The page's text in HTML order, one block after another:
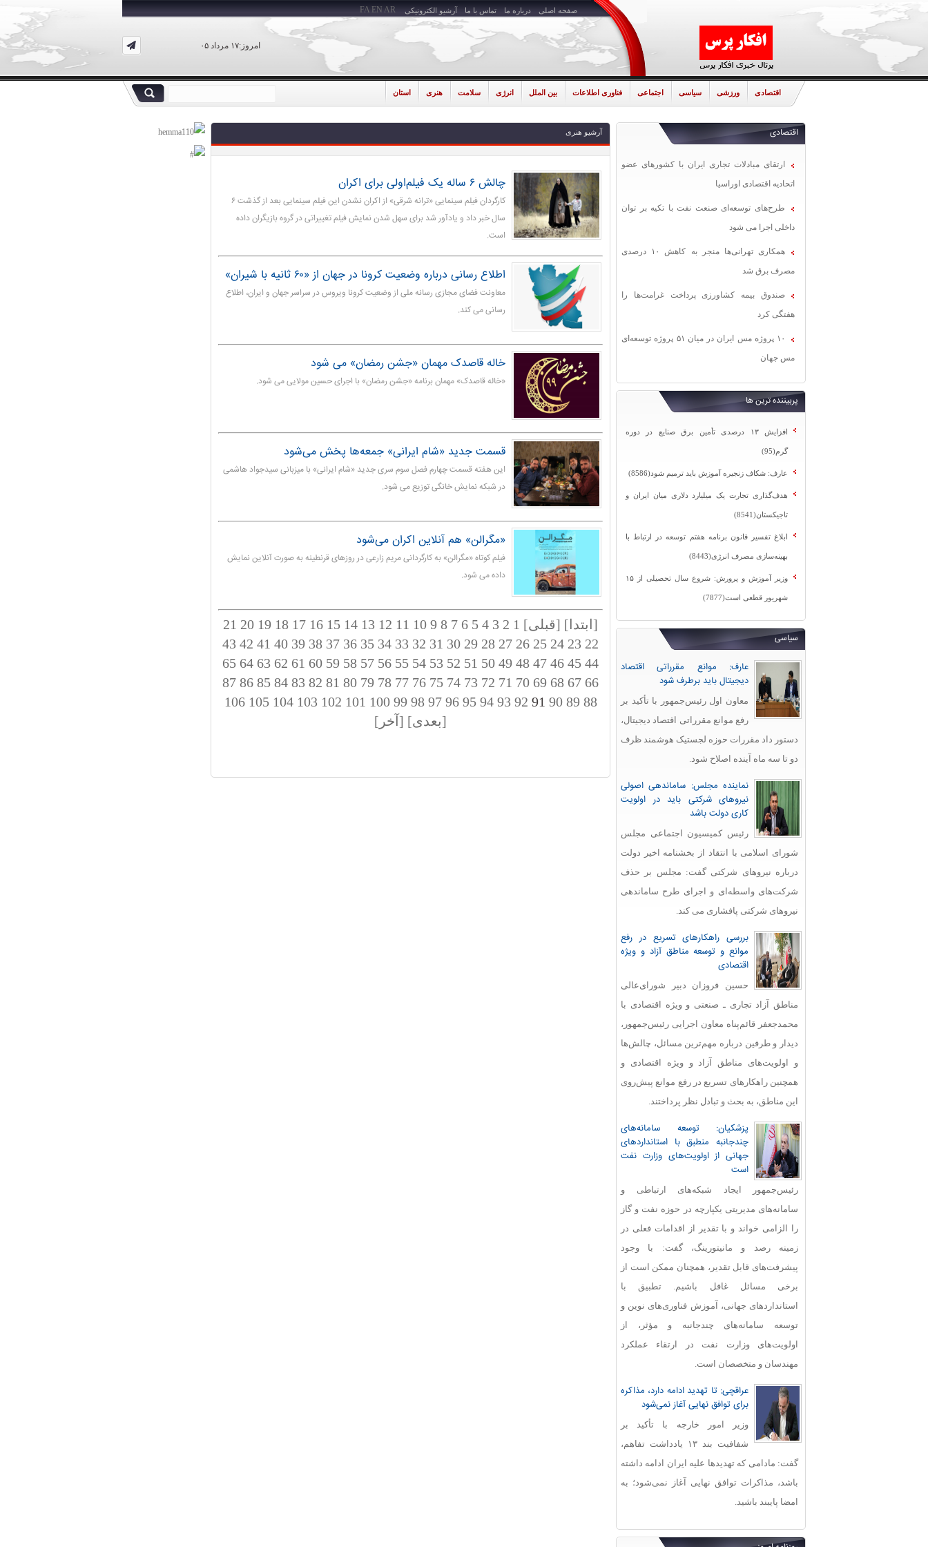
صفحه اصلی درباره ما تماس با ما آرشیو الکترونیکی
امروز:۱۷ مرداد ۰۵
FA EN AR
اقتصادی ورزشی سیاسی اجتماعی فناوری اطلاعات بین الملل انرژی سلامت هنری استان
اقتصادی
ارتقای مبادلات تجاری ایران با کشورهای عضو
اتحادیه اقتصادی اوراسیا
طرح‌های توسعه‌ای صنعت نفت با تکیه بر توان
داخلی اجرا می شود
همکاری تهرانی‌ها منجر به کاهش ۱۰ درصدی
مصرف برق شد
صندوق بیمه کشاورزی پرداخت غرامت‌ها را
هفتگی کرد
۱۰ پروژه مس ایران در میان ۵۱ پروژه توسعه‌ای
مس جهان
پربیننده ترین ها
افزایش ۱۳ درصدی تأمین برق صنایع در دوره
گرم(95)
عارف: شکاف زنجیره آموزش باید ترمیم شود(8586)
هدف‌گذاری تجارت یک میلیارد دلاری میان ایران و
تاجیکستان(8541)
ابلاغ تفسیر قانون برنامه هفتم توسعه در ارتباط با
بهینه‌سازی مصرف انرژی(8443)
وزیر آموزش و پرورش: شروع سال تحصیلی از ۱۵
شهریور قطعی است(7877)
سیاسی
عارف: موانع مقرراتی اقتصاد
دیجیتال باید برطرف شود
معاون اول رئیس‌جمهور با تأکید بر
رفع موانع مقرراتی اقتصاد دیجیتال،
دستور داد مقررات حوزه لجستیک هوشمند ظرف
دو تا سه ماه آینده اصلاح شود.
نماینده مجلس: ساماندهی اصولی
نیروهای شرکتی باید در اولویت
کاری دولت باشد
رئیس کمیسیون اجتماعی مجلس
شورای اسلامی با انتقاد از بخشنامه اخیر دولت
درباره نیروهای شرکتی گفت: مجلس بر حذف
شرکت‌های واسطه‌ای و اجرای طرح ساماندهی
نیروهای شرکتی پافشاری می کند.
بررسی راهکارهای تسریع در رفع
موانع و توسعه مناطق آزاد و ویژه
اقتصادی
حسین فروزان دبیر شورای‌عالی
مناطق آزاد تجاری ـ صنعتی و ویژه اقتصادی با
محمدجعفر قائم‌پناه معاون اجرایی رئیس‌جمهور،
دیدار و طرفین درباره مهم‌ترین مسائل، چالش‌ها
و اولویت‌های مناطق آزاد و ویژه اقتصادی و
همچنین راهکارهای تسریع در رفع موانع پیش‌روی
این مناطق، به بحث و تبادل نظر پرداختند.
پزشکیان: توسعه سامانه‌های
چندجانبه منطبق با استانداردهای
جهانی از اولویت‌های وزارت نفت
است
رئیس‌جمهور ایجاد شبکه‌های ارتباطی و
سامانه‌های مدیریتی یکپارچه در حوزه نفت و گاز
را الزامی خواند و با تقدیر از اقدامات فعلی در
زمینه رصد و مانیتورینگ، گفت: با وجود
پیشرفت‌های قابل‌ تقدیر، همچنان ممکن است از
برخی مسائل غافل باشیم. تطبیق با
استانداردهای جهانی، آموزش فناوری‌های نوین و
توسعه سامانه‌های چندجانبه و مؤثر، از
اولویت‌های وزارت نفت در ارتقاء عملکرد
مهندسان و متخصصان است.
عراقچی: تا تهدید ادامه دارد، مذاکره
برای توافق نهایی آغاز نمی‌شود
وزیر امور خارجه با تأکید بر
شفافیت بند ۱۳ یادداشت تفاهم،
گفت: مادامی که تهدیدها علیه ایران ادامه داشته
باشد، مذاکرات توافق نهایی آغاز نمی‌شود؛ به
امضا پایبند باشید.
آرشیو هنری
چالش ۶ ساله یک فیلم‌اولی برای اکران
کارگردان فیلم سینمایی «ترانه شرقی» از اکران نشدن این فیلم سینمایی بعد از گذشت ۶
سال خبر داد و یادآور شد برای سهل شدن نمایش فیلم تغییراتی در گروه بازیگران داده
است.
اطلاع رسانی درباره وضعیت کرونا در جهان از «۶۰ ثانیه با شیران»
معاونت فضای مجازی رسانه ملی از وضعیت کرونا ویروس در سراسر جهان و ایران، اطلاع
رسانی می کند.
خاله قاصدک مهمان «جشن رمضان» می شود
«خاله قاصدک» مهمان برنامه «جشن رمضان» با اجرای حسین مولایی می شود.
قسمت جدید «شام ایرانی» جمعه‌ها پخش می‌شود
این هفته قسمت چهارم فصل سوم سری جدید «شام ایرانی» با میزبانی سیدجواد هاشمی
در شبکه نمایش خانگی توزیع می شود.
«مگرالن» هم آنلاین اکران می‌شود
فیلم کوتاه «مگرالن» به کارگردانی مریم زارعی در روزهای قرنطینه به صورت آنلاین نمایش
داده می شود.
[ابتدا] [قبلی] 1
2
3
4
5
6
7
8
9
10
11
12
13
14
15
16
17
18
19
20
21
22
23
24
25
26
27
28
29
30
31
32
33
34
35
36
37
38
39
40
41
42
43
44
45
46
47
48
49
50
51
52
53
54
55
56
57
58
59
60
61
62
63
64
65
66
67
68
69
70
71
72
73
74
75
76
77
78
79
80
81
82
83
84
85
86
87
88
89
90
92
93
94
95
96
97
98
99
100
101
102
103
104
105
106
[بعدی] [آخر]